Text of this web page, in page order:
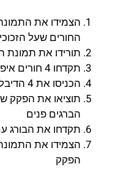
הצמידו את
החורים שעל
תורידו את תמונת
תקדחו 4 חורים איפה שסימנתם
הכניסו את 4 הדיבלים לתוך החורים
תוציאו את הפקק
הברגים פנים
תקדחו את הבורג עם
הצמידו את
הפקק